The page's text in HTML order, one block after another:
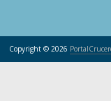
Copyright © 2026